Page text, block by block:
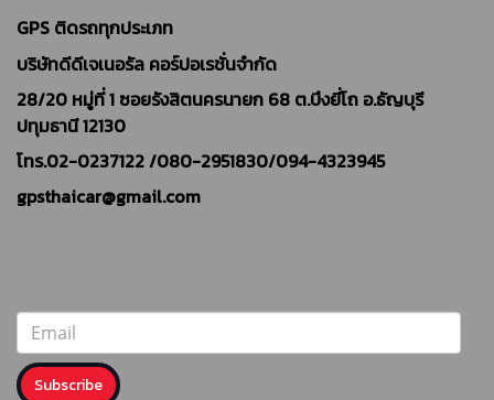
GPS ติดรถทุกประเภท
บริษัทดีดีเจเนอรัล คอร์ปอเรชั่นจำกัด
28/20 หมู่ที่ 1 ซอยรังสิตนครนายก 68 ต.บึงยี่โถ อ.ธัญบุรี
ปทุมธานี 12130
โทร.02-0237122 /080-2951830/094-4323945
gpsthaicar@gmail.com
Subscribe